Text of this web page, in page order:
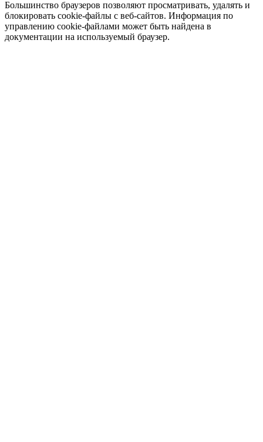
Большинство браузеров позволяют просматривать, удалять и
блокировать cookie-файлы c веб-сайтов. Информация по
управлению cookie-файлами может быть найдена в
документации на используемый браузер.